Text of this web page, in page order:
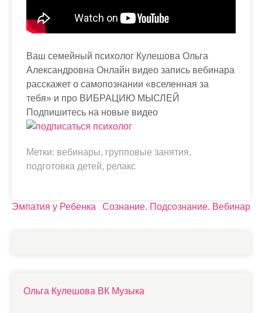
Ваш семейный психолог Кулешова Ольга
Александровна Онлайн видео запись вебинара
расскажет о самопознании «вселенная за
тебя» и про ВИБРАЦИЮ МЫСЛЕЙ
Подпишитесь на новые видео
Метки: вебинары, групповые занятия,
подготовка детей, релакс
Н
Эмпатия у Ребенка Сознание. Подсознание. Вебинар
Ольга Кулешова ВК Музыка